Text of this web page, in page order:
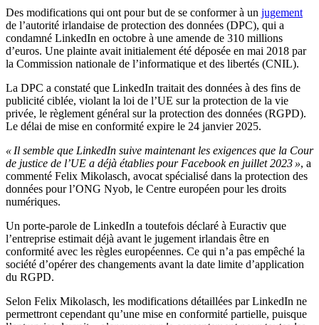
Des modifications qui ont pour but de se conformer à un jugement
de l’autorité irlandaise de protection des données (DPC), qui a
condamné LinkedIn en octobre à une amende de 310 millions
d’euros. Une plainte avait initialement été déposée en mai 2018 par
la Commission nationale de l’informatique et des libertés (CNIL).
La DPC a constaté que LinkedIn traitait des données à des fins de
publicité ciblée, violant la loi de l’UE sur la protection de la vie
privée, le règlement général sur la protection des données (RGPD).
Le délai de mise en conformité expire le 24 janvier 2025.
« Il semble que LinkedIn suive maintenant les exigences que la Cour
de justice de l’UE a déjà établies pour Facebook en juillet 2023 », a
commenté Felix Mikolasch, avocat spécialisé dans la protection des
données pour l’ONG Nyob, le Centre européen pour les droits
numériques.
Un porte-parole de LinkedIn a toutefois déclaré à Euractiv que
l’entreprise estimait déjà avant le jugement irlandais être en
conformité avec les règles européennes. Ce qui n’a pas empêché la
société d’opérer des changements avant la date limite d’application
du RGPD.
Selon Felix Mikolasch, les modifications détaillées par LinkedIn ne
permettront cependant qu’une mise en conformité partielle, puisque